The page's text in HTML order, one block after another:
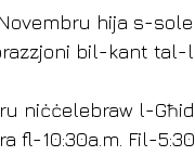
hija s-
bil-kant
niċċelebraw l-
fl-10:30a.m. Fil-